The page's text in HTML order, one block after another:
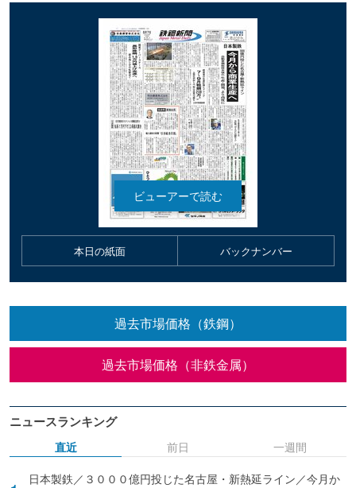
本日の紙面 バックナンバー
過去市場価格（鉄鋼）
過去市場価格（非鉄金属）
ニュースランキング
直近
日本製鉄／３０００億円投じた名古屋・新熱延ライン／今月か
前日 一週間